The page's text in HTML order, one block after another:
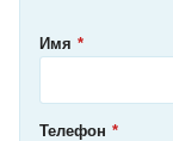
Имя
Телефон